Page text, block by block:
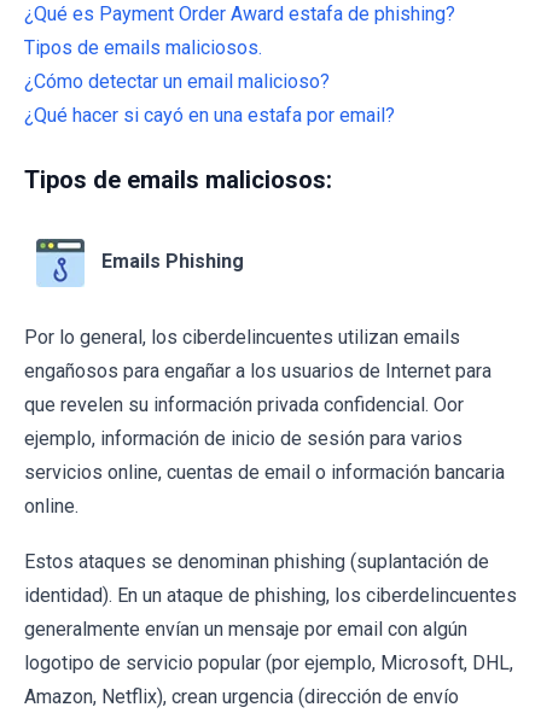
¿Qué es Payment Order Award estafa de phishing?
Tipos de emails maliciosos.
¿Cómo detectar un email malicioso?
¿Qué hacer si cayó en una estafa por email?
Tipos de emails maliciosos:
Emails Phishing
Por lo general, los ciberdelincuentes utilizan emails
engañosos para engañar a los usuarios de Internet para
que revelen su información privada confidencial. Oor
ejemplo, información de inicio de sesión para varios
servicios online, cuentas de email o información bancaria
online.
Estos ataques se denominan phishing (suplantación de
identidad). En un ataque de phishing, los ciberdelincuentes
generalmente envían un mensaje por email con algún
logotipo de servicio popular (por ejemplo, Microsoft, DHL,
Amazon, Netflix), crean urgencia (dirección de envío